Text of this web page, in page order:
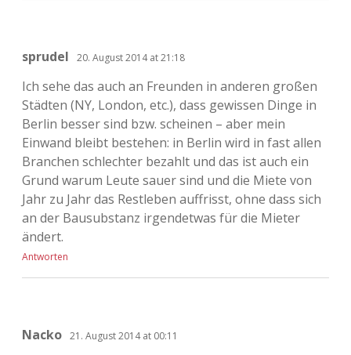
sprudel 20. August 2014 at 21:18
Ich sehe das auch an Freunden in anderen großen
Städten (NY, London, etc.), dass gewissen Dinge in
Berlin besser sind bzw. scheinen – aber mein
Einwand bleibt bestehen: in Berlin wird in fast allen
Branchen schlechter bezahlt und das ist auch ein
Grund warum Leute sauer sind und die Miete von
Jahr zu Jahr das Restleben auffrisst, ohne dass sich
an der Bausubstanz irgendetwas für die Mieter
ändert.
Antworten
Nacko 21. August 2014 at 00:11